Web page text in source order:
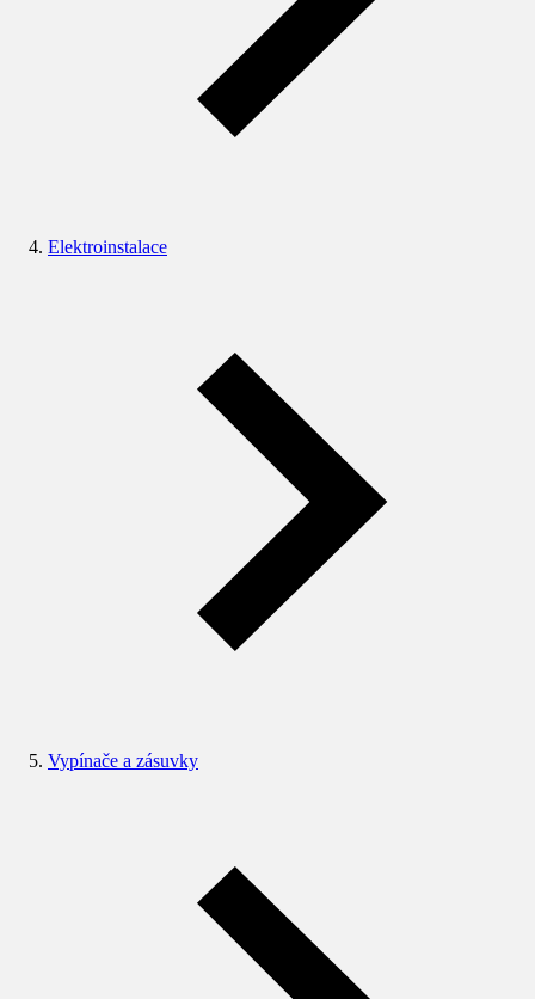
Elektroinstalace
Vypínače a zásuvky